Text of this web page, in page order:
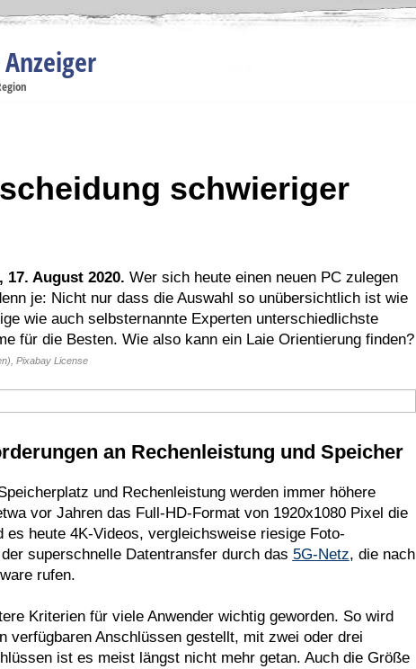
schwieriger
17. August 2020. Wer sich heute einen neuen PC zulegen
je: Nicht nur dass die Auswahl so unübersichtlich ist wie
wie auch selbsternannte Experten unterschiedlichste
für die Besten. Wie also kann ein Laie Orientierung finden?
Pixabay License
an Rechenleistung und Speicher
und Rechenleistung werden immer höhere
vor Jahren das Full-HD-Format von 1920x1080 Pixel die
es heute 4K-Videos, vergleichsweise riesige Foto-
superschnelle Datentransfer durch das 5G-Netz, die nach
rufen.
Kriterien für viele Anwender wichtig geworden. So wird
verfügbaren Anschlüssen gestellt, mit zwei oder drei
ist es meist längst nicht mehr getan. Auch die Größe